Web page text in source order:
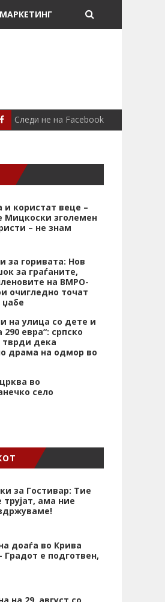
МАРКЕТИНГ
ЛОКАЛНО ПОЖАР ВО
Следи не на Facebook
и користат веце –
Мицкоски зголемен
– не знам
за горивата: Нов
за граѓаните,
на ВМРО-
очигледно точат
на улица со дете и
евра“: српско
тврди дека
драма на одмор во
во
село
за Гостивар: Тие
трујат, ама ние
доаѓа во Крива
Градот е подготвен,